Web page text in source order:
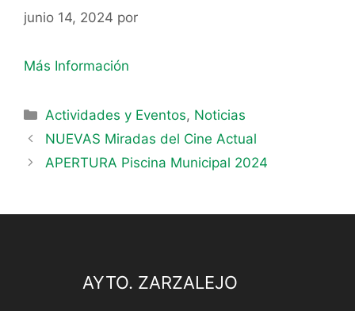
junio 14, 2024 por
Más Información
Actividades y Eventos, Noticias
NUEVAS Miradas del Cine Actual
APERTURA Piscina Municipal 2024
AYTO. ZARZALEJO